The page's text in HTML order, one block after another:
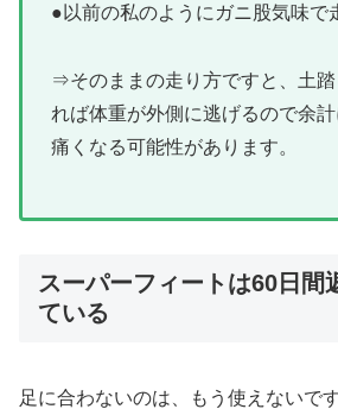
●以前の私のようにガニ股気味で
⇒そのままの走り方ですと、土
れば体重が外側に逃げるので余
痛くなる可能性があります。
スーパーフィートは60日間
ている
足に合わないのは、もう使えないで